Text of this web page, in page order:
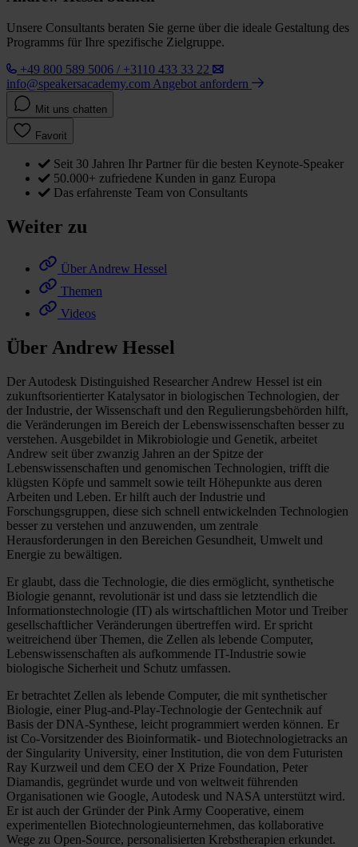
Unsere Consultants beraten Sie gerne über die ideale Gestaltung des
Programms für Ihre spezifische Zielgruppe.
+49 800 589 5006 / +3110 433 33 22
info@speakersacademy.com Angebot anfordern
Mit uns chatten
Favorit
Seit 30 Jahren Ihr Partner für die besten Keynote-Speaker
50.000+ zufriedene Kunden in ganz Europa
Das erfahrenste Team von Consultants
Weiter zu
Über Andrew Hessel
Themen
Videos
Über Andrew Hessel
Der Autodesk Distinguished Researcher Andrew Hessel ist ein
zukunftsorientierter Katalysator in biologischen Technologien, der
der Industrie, der Wissenschaft und den Regulierungsbehörden hilft,
die Veränderungen im Bereich der Lebenswissenschaften besser zu
verstehen. Ausgebildet in Mikrobiologie und Genetik, arbeitet
Andrew seit über zwanzig Jahren an der Spitze der
Lebenswissenschaften und genomischen Technologien, trifft die
klügsten Köpfe und sammelt sowie teilt Höhepunkte aus deren
Arbeiten und Leben. Er hilft auch der Industrie und
Forschungsgruppen, diese sich schnell entwickelnden Technologien
besser zu verstehen und anzuwenden, um zentrale
Herausforderungen in den Bereichen Gesundheit, Umwelt und
Energie zu bewältigen.
Er glaubt, dass die Technologie, die dies ermöglicht, synthetische
Biologie genannt, revolutionär ist und dass sie letztendlich die
Informationstechnologie (IT) als wirtschaftlichen Motor und Treiber
gesellschaftlicher Veränderungen übertreffen wird. Er spricht
weitreichend über Themen, die Zellen als lebende Computer,
Lebenswissenschaften als aufkommende IT-Industrie sowie
biologische Sicherheit und Schutz umfassen.
Er betrachtet Zellen als lebende Computer, die mit synthetischer
Biologie, einer Plug-and-Play-Technologie der Gentechnik auf
Basis der DNA-Synthese, leicht programmiert werden können. Er
ist Co-Vorsitzender des Bioinformatik- und Biotechnologietracks an
der Singularity University, einer Institution, die von dem Futuristen
Ray Kurzweil und dem CEO der X Prize Foundation, Peter
Diamandis, gegründet wurde und von weltweit führenden
Organisationen wie Google, Autodesk und NASA unterstützt wird.
Er ist auch der Gründer der Pink Army Cooperative, einem
experimentellen Biotechnologieunternehmen, das kollaborative
Wege zu Open-Source, personalisierten Krebstherapien erkundet.